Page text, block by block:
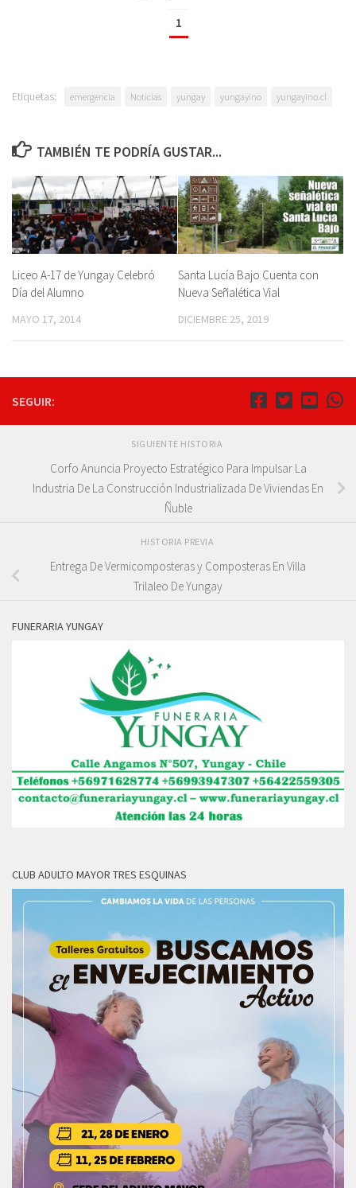
1
Etiquetas: emergencia Noticias yungay yungayino yungayino.cl
TAMBIÉN TE PODRÍA GUSTAR...
Liceo A-17 de Yungay Celebró
Día del Alumno
MAYO 17, 2014
Santa Lucía Bajo Cuenta con
Nueva Señalética Vial
DICIEMBRE 25, 2019
SEGUIR:
SIGUIENTE HISTORIA
Corfo Anuncia Proyecto Estratégico Para Impulsar La
Industria De La Construcción Industrializada De Viviendas En
Ñuble
HISTORIA PREVIA
Entrega De Vermicomposteras y Composteras En Villa
Trilaleo De Yungay
FUNERARIA YUNGAY
CLUB ADULTO MAYOR TRES ESQUINAS